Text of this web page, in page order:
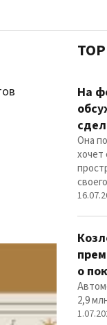
На
Она
хочет
о
2,9